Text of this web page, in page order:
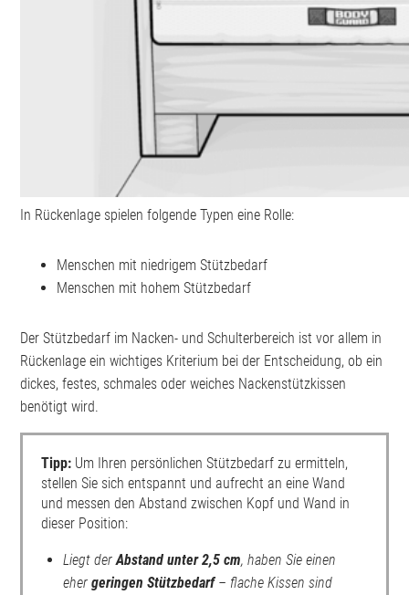
In Rückenlage spielen folgende Typen eine Rolle:
Menschen mit niedrigem Stützbedarf
Menschen mit hohem Stützbedarf
Der Stützbedarf im Nacken- und Schulterbereich ist vor allem in
Rückenlage ein wichtiges Kriterium bei der Entscheidung, ob ein
dickes, festes, schmales oder weiches Nackenstützkissen
benötigt wird.
Tipp: Um Ihren persönlichen Stützbedarf zu ermitteln,
stellen Sie sich entspannt und aufrecht an eine Wand
und messen den Abstand zwischen Kopf und Wand in
dieser Position:
Liegt der Abstand unter 2,5 cm, haben Sie einen
eher geringen Stützbedarf– flache Kissen sind